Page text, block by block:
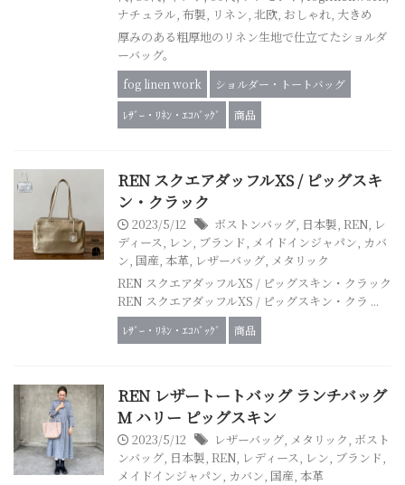
ナチュラル, 布製, リネン, 北欧, おしゃれ, 大きめ
厚みのある粗厚地のリネン生地で仕立てたショルダ
ーバッグ。
fog linen work
ショルダー・トートバッグ
ﾚｻﾞｰ・ﾘﾈﾝ・ｴｺﾊﾞｯｸﾞ
商品
REN スクエアダッフルXS / ピッグスキ
ン・クラック
2023/5/12 ボストンバッグ, 日本製, REN, レ
ディース, レン, ブランド, メイドインジャパン, カバ
ン, 国産, 本革, レザーバッグ, メタリック
REN スクエアダッフルXS / ピッグスキン・クラック
REN スクエアダッフルXS / ピッグスキン・クラ ...
ﾚｻﾞｰ・ﾘﾈﾝ・ｴｺﾊﾞｯｸﾞ 商品
REN レザートートバッグ ランチバッグ
M ハリー ピッグスキン
2023/5/12 レザーバッグ, メタリック, ボスト
ンバッグ, 日本製, REN, レディース, レン, ブランド,
メイドインジャパン, カバン, 国産, 本革